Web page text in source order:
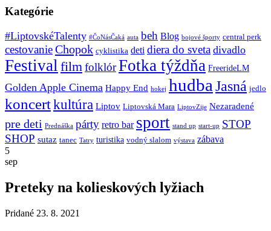
Kategórie
#LiptovskéTalenty #ČoNásČaká auta beh Blog bojové športy central perk
cestovanieChopok cyklistika deti diera do sveta divadlo
Festival filmfolklórFotka týždňa FreerideLM
Golden Apple Cinema Happy End hokej hudba Jasná jedlo
koncertkultúra Liptov Liptovská Mara LiptovZije Nezaradené
pre deti Prednáška párty retro bar sport stand up start-up STOP
SHOP sutaz tanec Tatry turistika vodný slalom výstava zábava
5
sep
Preteky na kolieskových lyžiach
Pridané 23. 8. 2021